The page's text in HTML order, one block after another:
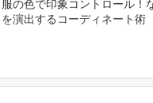
服の色で印象コントロール！
を演出するコーディネート術